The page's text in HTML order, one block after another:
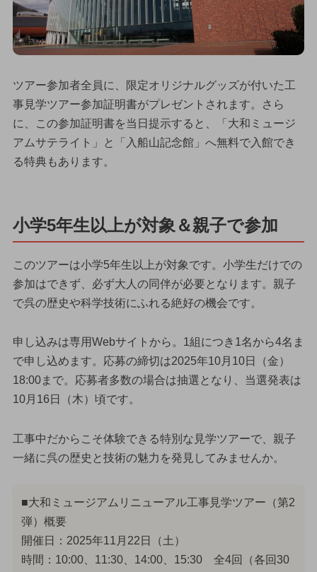
ツアー参加者全員に、限定オリジナルグッズが付いた工
事見学ツアー参加証明書がプレゼントされます。さら
に、この参加証明書を当日提示すると、「大和ミュージ
アムサテライト」と「入船山記念館」へ無料で入館でき
る特典もあります。
小学5年生以上が対象＆親子で参加
このツアーは小学5年生以上が対象です。小学生だけでの
参加はできず、必ず大人の同伴が必要となります。親子
で呉の歴史や科学技術にふれる絶好の機会です。
申し込みは専用Webサイトから。1組につき1名から4名ま
で申し込めます。応募の締切は2025年10月10日（金）
18:00まで。応募者多数の場合は抽選となり、当選発表は
10月16日（木）頃です。
工事中だからこそ体験できる特別な見学ツアーで、親子
一緒に呉の歴史と技術の魅力を発見してみませんか。
■大和ミュージアムリニューアル工事見学ツアー（第2
弾）概要
開催日：2025年11月22日（土）
時間：10:00、11:30、14:00、15:30 全4回（各回30